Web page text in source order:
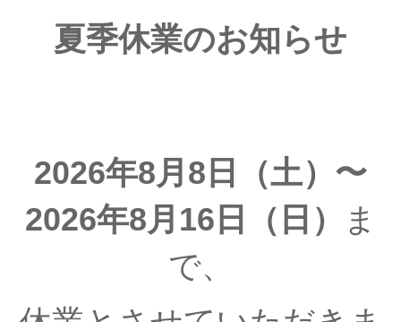
夏季休業のお知らせ
2026年8月8日（土）〜
2026年8月16日（日）
ま
で、